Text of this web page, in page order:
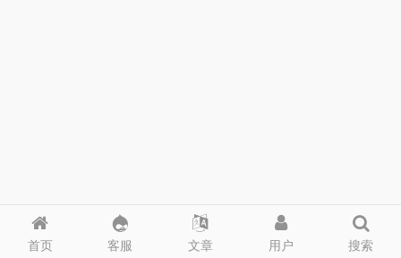
首页 客服 文章 用户 搜索